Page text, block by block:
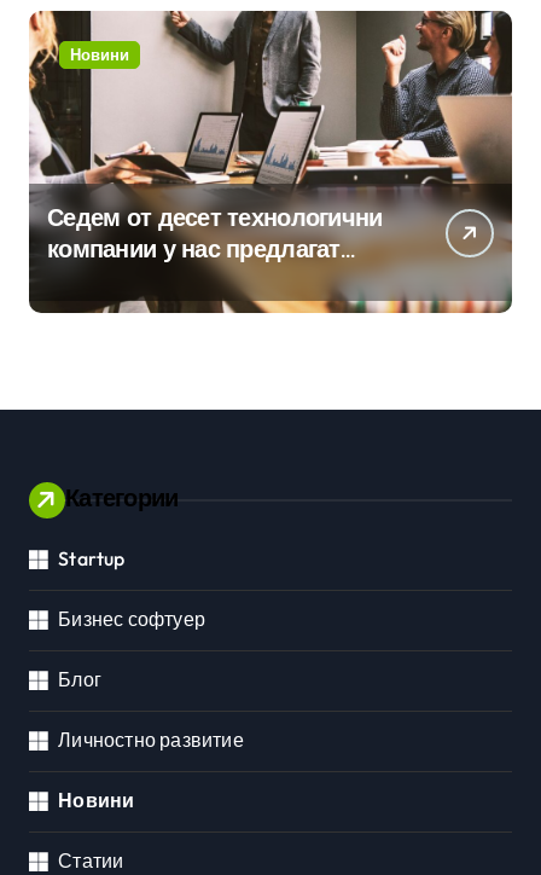
Новини
Седем от десет технологични
компании у нас предлагат
хибридна работа
Категории
Startup
Бизнес софтуер
Блог
Личностно развитие
Новини
Статии